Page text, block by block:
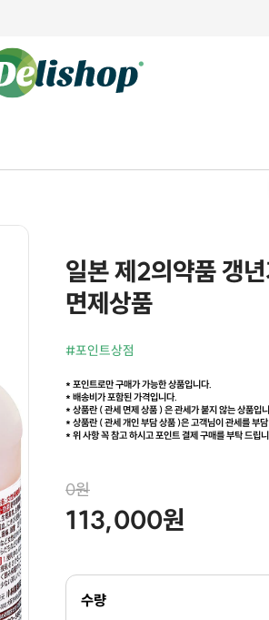
일본 제2의약품 갱
면제상품
#포인트상점
* 포인트로만 구매가 가능한 상품입니다.
* 배송비가 포함된 가격입니다.
* 상품란 ( 관세 면제 상품 ) 은 관세가 붙지 않는 상품입
* 상품란 ( 관세 개인 부담 상품 )은 고객님이 관세를 부
* 위 사항 꼭 참고 하시고 포인트 결제 구매를 부탁 드립
0원
113,000원
수량